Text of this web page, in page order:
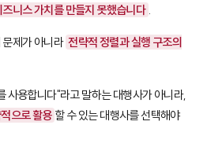
니스 가치를 만들지 못했습니다 .
제가 아니라 전략적 정렬과 실행 구조의
용합니다"라고 말하는 대행사가 아니라,
으로 활용 할 수 있는 대행사를 선택해야